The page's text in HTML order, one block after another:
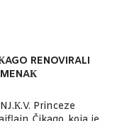
RENOVIRALI
Princeze